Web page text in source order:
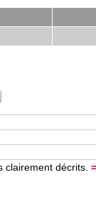
clairement décrits. =